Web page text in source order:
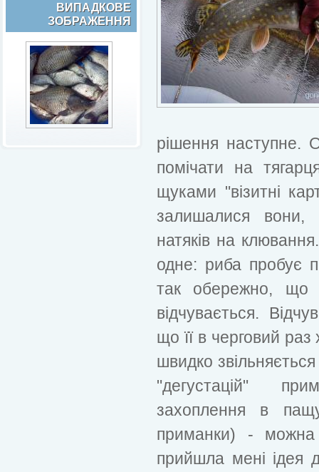
ВИПАДКОВЕ
ЗОБРАЖЕННЯ
рішення наступне.
помічати на
щуками "візитні
залишалися вони,
натяків на
одне: риба пробує
так обережно, що
відчувається.
що її в черговий
швидко
"дегустацій"
захоплення в
приманки) - можна
прийшла мені ідея